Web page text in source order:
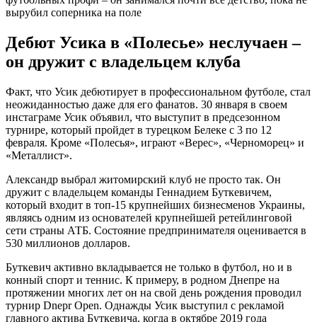
Дебют Усика в «Полесье» неслучаен –
он дружит с владельцем клуба
Факт, что Усик дебютирует в профессиональном футболе, стал
неожиданностью даже для его фанатов. 30 января в своем
инстаграме Усик объявил, что выступит в предсезонном
турнире, который пройдет в турецком Белеке с 3 по 12
февраля. Кроме «Полесья», играют «Верес», «Черноморец» и
«Металлист».
Александр выбрал житомирский клуб не просто так. Он
дружит с владельцем команды Геннадием Буткевичем,
который входит в топ-15 крупнейших бизнесменов Украины,
являясь одним из основателей крупнейшей ретейлинговой
сети страны АТБ. Состояние предпринимателя оценивается в
530 миллионов долларов.
Буткевич активно вкладывается не только в футбол, но и в
конный спорт и теннис. К примеру, в родном Днепре на
протяжении многих лет он на свой день рождения проводил
турнир Dnepr Open. Однажды Усик выступил с рекламой
главного актива Буткевича, когда в октябре 2019 года